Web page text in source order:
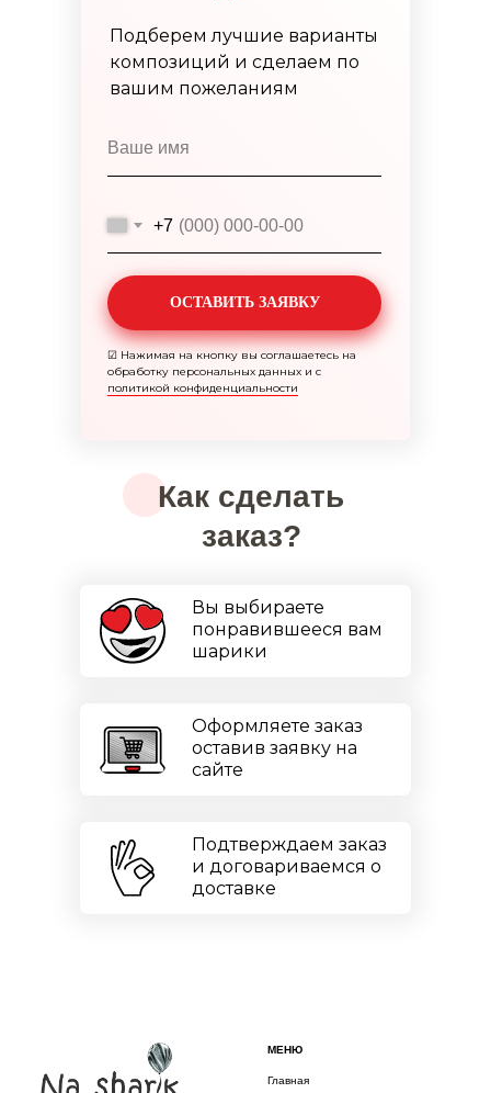
Подберем лучшие варианты
композиций и сделаем по
вашим пожеланиям
+7
ОСТАВИТЬ ЗАЯВКУ
Как сделать
заказ?
Оформляете заказ
оставив заявку на
сайте
Подтверждаем заказ
и договариваемся о
доставке
Вы выбираете
понравившееся вам
шарики
☑ Нажимая на кнопку вы соглашаетесь на
обработку персональных данных и с
политикой конфиденциальности
МЕНЮ
Главная